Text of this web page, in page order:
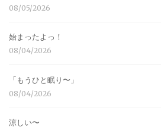
08/05/2026
始まったよっ！
08/04/2026
「もうひと眠り〜」
08/04/2026
涼しい〜